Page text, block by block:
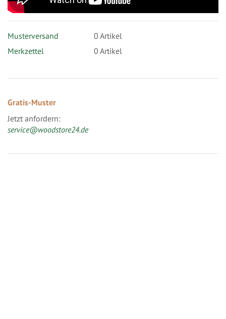
Musterversand 0 Artikel
Merkzettel
0 Artikel
Gratis-Muster
Jetzt anfordern:
service@woodstore24.de